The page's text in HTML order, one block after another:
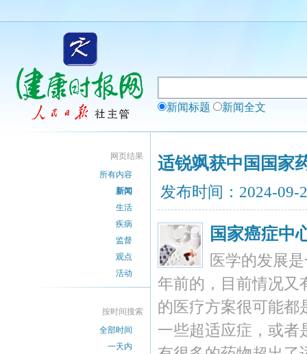
新闻标题 新闻全文
网页结果
所有内容
新闻
生活
疾病
监督
观点
活动
按时间搜索
全部时间
一天内
适锐飒获中国国家
发布时间：2024-
国家癌症中
医学的发展
年前的，目前情况又
的医疗方案很可能都
一些超适应症，或者